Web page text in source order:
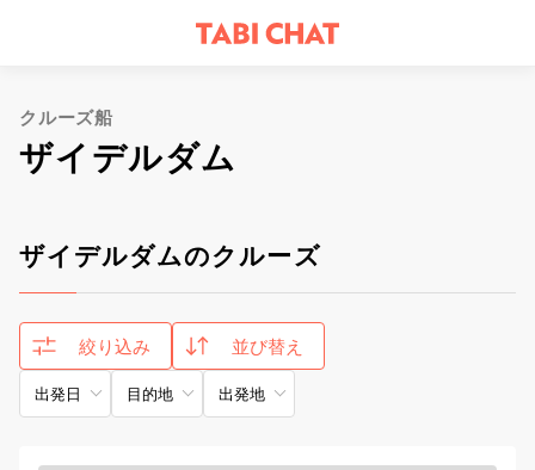
クルーズ船
ザイデルダム
ザイデルダムのクルーズ
絞り込み 並び替え
出発日 目的地 出発地